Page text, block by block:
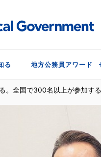
る 地方公務員アワード
。全国で300名以上が参加す